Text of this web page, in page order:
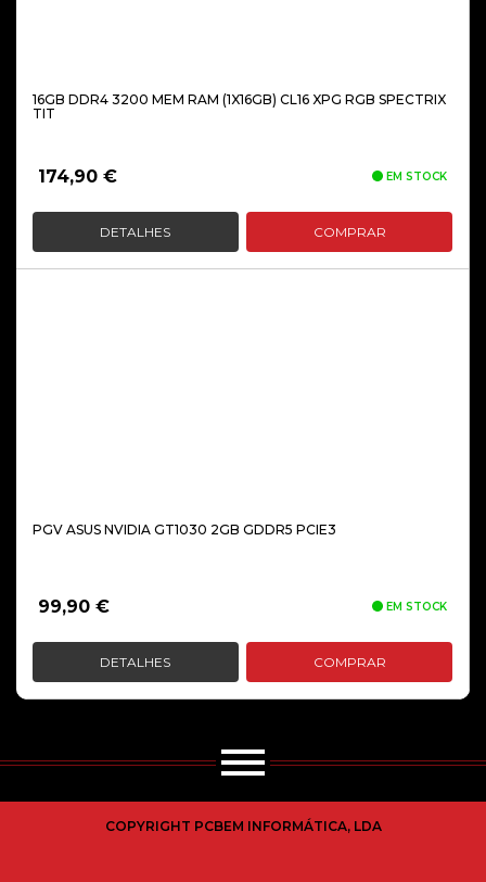
16GB DDR4 3200 MEM RAM (1X16GB) CL16 XPG RGB SPECTRIX
TIT
174,90 € EM STOCK
DETALHES COMPRAR
PGV ASUS NVIDIA GT1030 2GB GDDR5 PCIE3
99,90 € EM STOCK
DETALHES COMPRAR
COPYRIGHT PCBEM INFORMÁTICA, LDA